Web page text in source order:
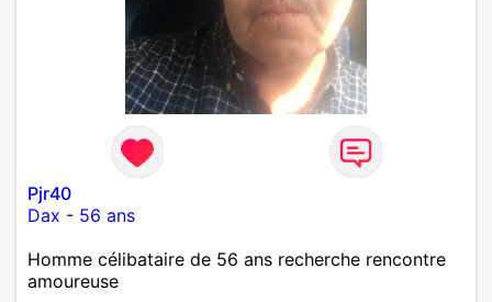
Pjr40
Dax - 56 ans
Homme célibataire de 56 ans recherche rencontre
amoureuse